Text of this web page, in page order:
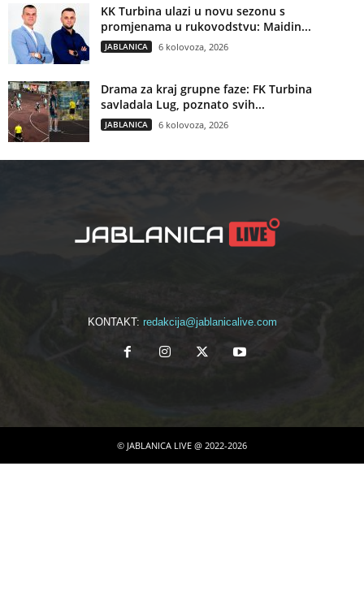
KK Turbina ulazi u novu sezonu s
promjenama u rukovodstvu: Maidin...
JABLANICA 6 kolovoza, 2026
Drama za kraj grupne faze: FK Turbina
savladala Lug, poznato svih...
JABLANICA 6 kolovoza, 2026
KONTAKT: redakcija@jablanicalive.com
© JABLANICA LIVE @ 2022-2026